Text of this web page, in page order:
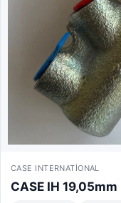
CASE INTERNATIONAL
CASE IH